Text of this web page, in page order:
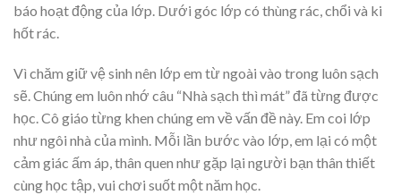
báo hoạt động của lớp. Dưới góc lớp có thùng rác, chổi và ki
hốt rác.
Vì chăm giữ vệ sinh nên lớp em từ ngoài vào trong luôn sạch
sẽ. Chúng em luôn nhớ câu “Nhà sạch thì mát” đã từng được
học. Cô giáo từng khen chúng em về vấn đề này. Em coi lớp
như ngôi nhà của mình. Mỗi lần bước vào lớp, em lại có một
cảm giác ấm áp, thân quen như gặp lại người bạn thân thiết
cùng học tập, vui chơi suốt một năm học.